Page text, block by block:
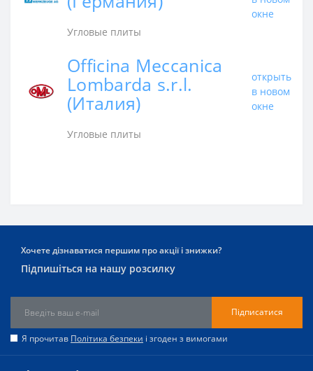
Угловые плиты
окне
Officina Meccanica
Lombarda s.r.l.
(Италия)
Угловые плиты
открыть
в новом
окне
Хочете дізнаватися першим про акції і знижки?
Підпишіться на нашу розсилку
Підписатися
Я прочитав Політика безпеки і згоден з вимогами